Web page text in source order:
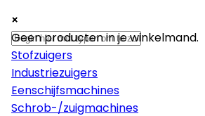
×
Machines
Stofzuigers
Industriezuigers
Eenschijfsmachines
Schrob-/zuigmachines
×
×
Geen producten in je winkelmand.